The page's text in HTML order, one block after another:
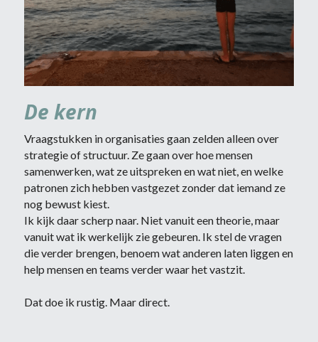
De kern
Vraagstukken in organisaties gaan zelden alleen over
strategie of structuur. Ze gaan over hoe mensen
samenwerken, wat ze uitspreken en wat niet, en welke
patronen zich hebben vastgezet zonder dat iemand ze
nog bewust kiest.
Ik kijk daar scherp naar. Niet vanuit een theorie, maar
vanuit wat ik werkelijk zie gebeuren. Ik stel de vragen
die verder brengen, benoem wat anderen laten liggen en
help mensen en teams verder waar het vastzit.
Dat doe ik rustig. Maar direct.